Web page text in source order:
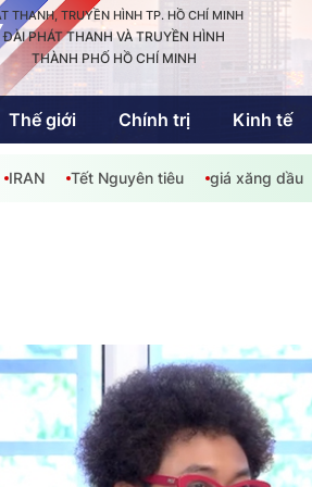
THANH, TRUYỀN HÌNH TP. HỒ CHÍ MINH
ĐÀI PHÁT THANH VÀ TRUYỀN HÌNH
THÀNH PHỐ HỒ CHÍ MINH
Thế giới Chính trị Kinh tế
Thể thao
Văn hóa -
Sách hay cuối tuần Thế giới
Công nghệ Phóng sự
IRAN Tết Nguyên tiêu giá xăng dầu